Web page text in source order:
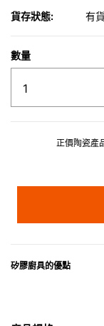
貨存狀態: 有貨
數量
正價陶瓷產
矽膠廚具的優點
• 耐熱高達250℃，耐